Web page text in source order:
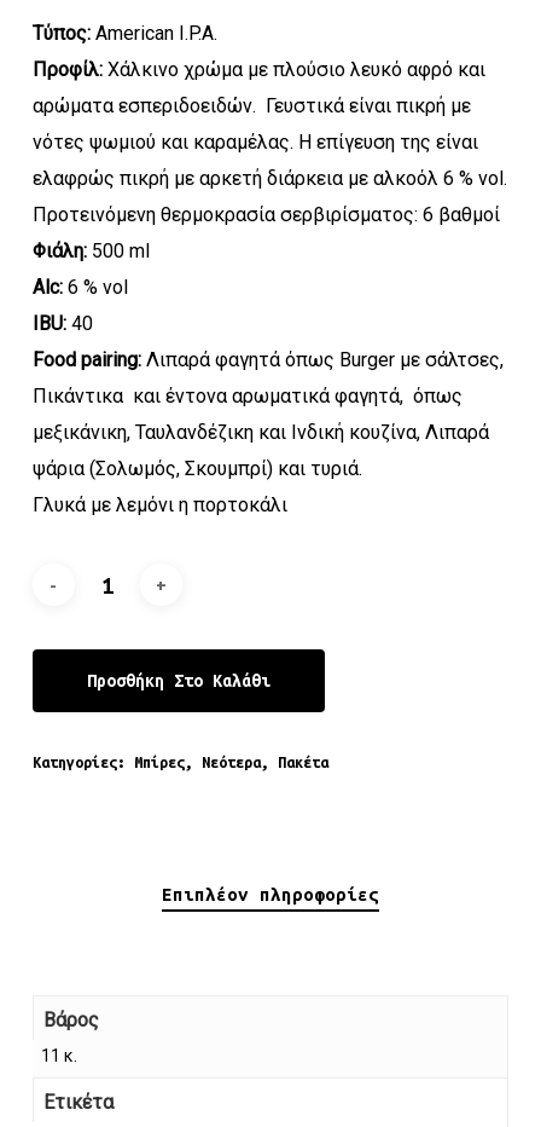
Τύπος:American I.P.A.
Προφίλ:Χάλκινο χρώμα με πλούσιο λευκό αφρό και
αρώματα εσπεριδοειδών. Γευστικά είναι πικρή με
νότες ψωμιού και καραμέλας. Η επίγευση της είναι
ελαφρώς πικρή με αρκετή διάρκεια με αλκοόλ 6 % vol.
Προτεινόμενη θερμοκρασία σερβιρίσματος: 6 βαθμοί
Φιάλη:500 ml
Alc:6 % vol
IBU:40
Food pairing:Λιπαρά φαγητά όπως Burger με σάλτσες,
Πικάντικα και έντονα αρωματικά φαγητά, όπως
μεξικάνικη, Ταυλανδέζικη και Ινδική κουζίνα, Λιπαρά
ψάρια (Σολωμός, Σκουμπρί) και τυριά.
Γλυκά με λεμόνι η πορτοκάλι
Προσθήκη Στο Καλάθι
Κατηγορίες: Μπίρες, Νεότερα, Πακέτα
Επιπλέον πληροφορίες
Βάρος
11 κ.
Ετικέτα